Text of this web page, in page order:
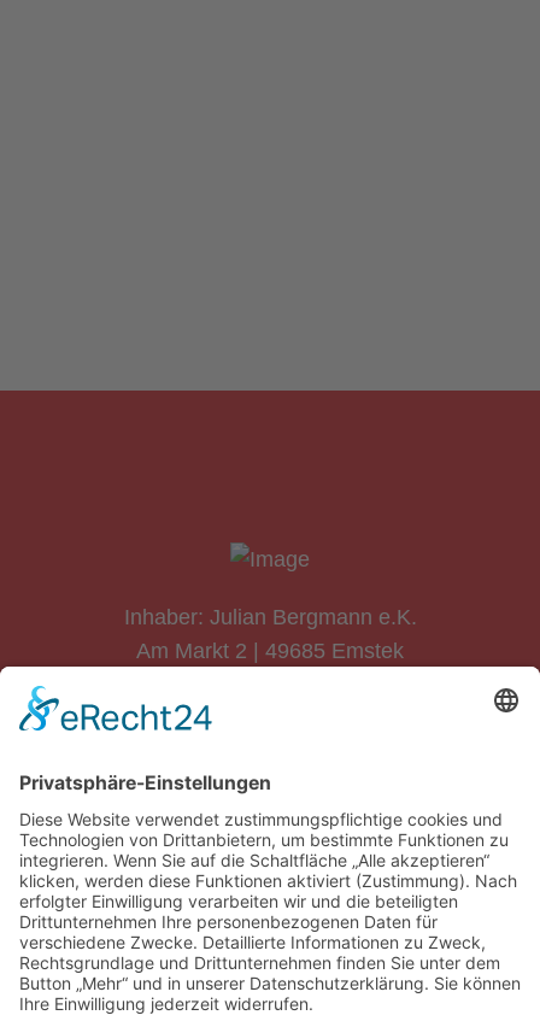
Inhaber: Julian Bergmann e.K.
Am Markt 2 | 49685 Emstek
ÖFFNUNGSZEITEN
HEUTE
Geschlossen
Alle Öffnungszeiten